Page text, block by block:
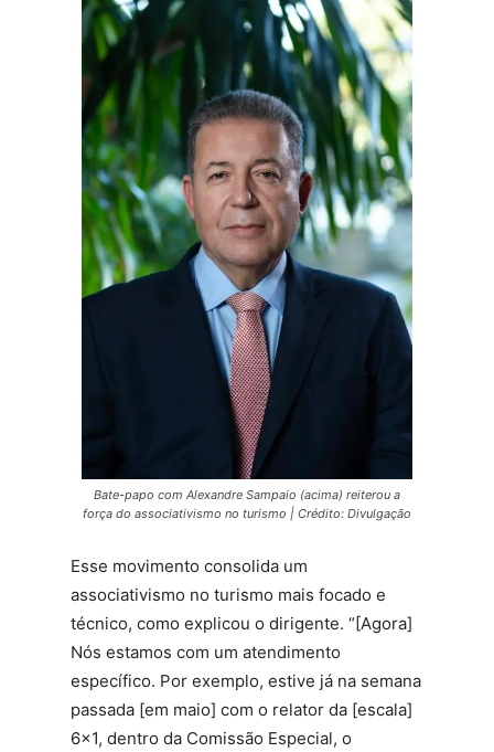
Bate-papo com Alexandre Sampaio (acima) reiterou a
força do associativismo no turismo | Crédito: Divulgação
Esse movimento consolida um
associativismo no turismo mais focado e
técnico, como explicou o dirigente. “[Agora]
Nós estamos com um atendimento
específico. Por exemplo, estive já na semana
passada [em maio] com o relator da [escala]
6×1, dentro da Comissão Especial, o